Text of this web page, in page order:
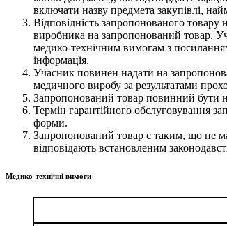
включати назву предмета закупівлі,
Відповідність запропонованого
виробника на запропонований товар.
медико-технічним вимогам з
інформація.
Учасник повинен надати на
медичного виробу за результатами
Запропонований товар повинний бути
Термін гарантійного обслуговування
форми.
Запропонований товар є таким, що не
відповідають встановленим
Медико-технічні вимоги